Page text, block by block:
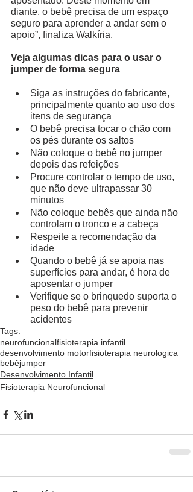
diante, o bebê precisa de um espaço
seguro para aprender a andar sem o
apoio”, finaliza Walkíria.
Veja algumas dicas para o usar o
jumper de forma segura
Siga as instruções do fabricante,
principalmente quanto ao uso dos
itens de segurança
O bebê precisa tocar o chão com
os pés durante os saltos
Não coloque o bebê no jumper
depois das refeições
Procure controlar o tempo de uso,
que não deve ultrapassar 30
minutos
Não coloque bebês que ainda não
controlam o tronco e a cabeça
Respeite a recomendação da
idade
Quando o bebê já se apoia nas
superfícies para andar, é hora de
aposentar o jumper
Verifique se o brinquedo suporta o
peso do bebê para prevenir
acidentes
Tags:
neurofuncionalfisioterapia infantil
desenvolvimento motorfisioterapia neurologica
bebêjumper
Desenvolvimento Infantil
Fisioterapia Neurofuncional